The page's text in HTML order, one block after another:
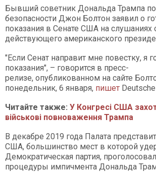
Бывший советник Дональда Трампа
безопасности Джон Болтон заявил о
показания в Сенате США на слушаниях
действующего американского
"Если Сенат направит мне повестку, я
показания", – говорится в пресс-
релизе, опубликованном на сайте
понедельник, 6 января, пишет
Читайте также: У Конгресі США
військові повноваження Трампа
В декабре 2019 года Палата
США, большинство мест в которой
Демократическая партия,
процедуры импичмента Дональда